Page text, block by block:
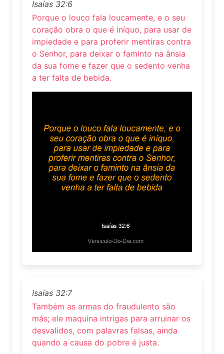
Isaías 32:6
Porque o louco fala loucamente, e o seu
coração obra o que é iníquo, para usar de
impiedade e para proferir mentiras contra
o Senhor, para deixar o faminto na ânsia
da sua fome e fazer que o sedento venha
a ter falta de bebida.
Isaías 32:7
Também as armas do fraudulento são
más; ele maquina intrigas para arruinar os
desvalidos, com palavras falsas, ainda
quando a causa do pobre é justa.